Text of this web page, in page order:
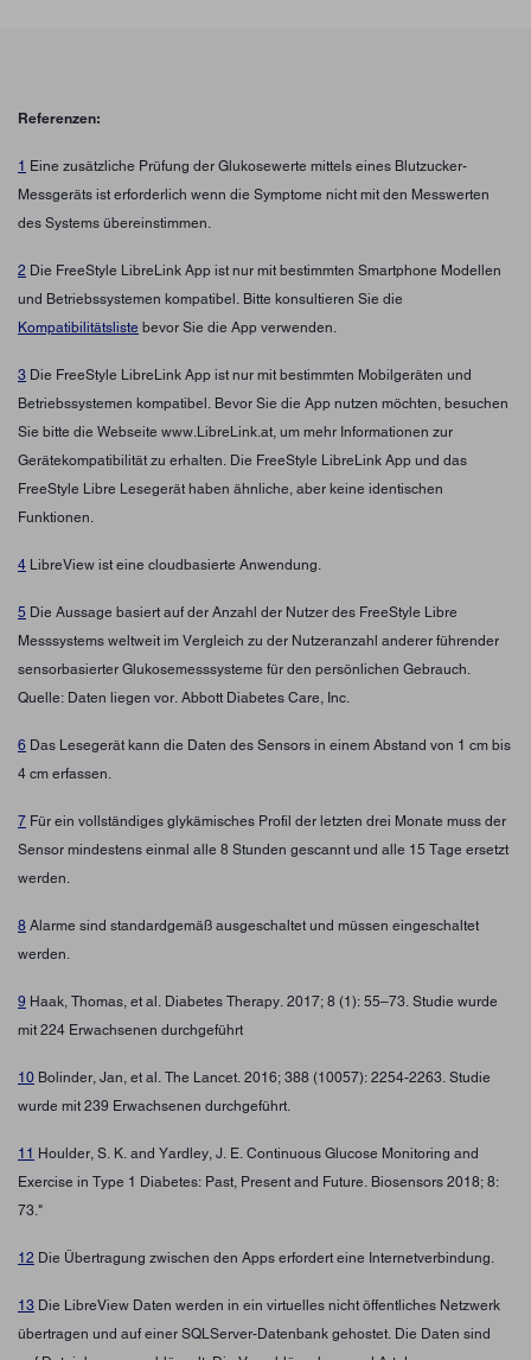
Referenzen:
1 Eine zusätzliche Prüfung der Glukosewerte mittels eines Blutzucker-
Messgeräts ist erforderlich wenn die Symptome nicht mit den Messwerten
des Systems übereinstimmen.
2 Die FreeStyle LibreLink App ist nur mit bestimmten Smartphone Modellen
und Betriebssystemen kompatibel. Bitte konsultieren Sie die
Kompatibilitätsliste bevor Sie die App verwenden.
3 Die FreeStyle LibreLink App ist nur mit bestimmten Mobilgeräten und
Betriebssystemen kompatibel. Bevor Sie die App nutzen möchten, besuchen
Sie bitte die Webseite www.LibreLink.at, um mehr Informationen zur
Gerätekompatibilität zu erhalten. Die FreeStyle LibreLink App und das
FreeStyle Libre Lesegerät haben ähnliche, aber keine identischen
Funktionen.
4 LibreView ist eine cloudbasierte Anwendung.
5 Die Aussage basiert auf der Anzahl der Nutzer des FreeStyle Libre
Messsystems weltweit im Vergleich zu der Nutzeranzahl anderer führender
sensorbasierter Glukosemesssysteme für den persönlichen Gebrauch.
Quelle: Daten liegen vor. Abbott Diabetes Care, Inc.
6 Das Lesegerät kann die Daten des Sensors in einem Abstand von 1 cm bis
4 cm erfassen.
7 Für ein vollständiges glykämisches Profil der letzten drei Monate muss der
Sensor mindestens einmal alle 8 Stunden gescannt und alle 15 Tage ersetzt
werden.
8 Alarme sind standardgemäß ausgeschaltet und müssen eingeschaltet
werden.
9 Haak, Thomas, et al. Diabetes Therapy. 2017; 8 (1): 55–73. Studie wurde
mit 224 Erwachsenen durchgeführt
10 Bolinder, Jan, et al. The Lancet. 2016; 388 (10057): 2254-2263. Studie
wurde mit 239 Erwachsenen durchgeführt.
11 Houlder, S. K. and Yardley, J. E. Continuous Glucose Monitoring and
Exercise in Type 1 Diabetes: Past, Present and Future. Biosensors 2018; 8:
73."
12 Die Übertragung zwischen den Apps erfordert eine Internetverbindung.
13 Die LibreView Daten werden in ein virtuelles nicht öffentliches Netzwerk
übertragen und auf einer SQLServer-Datenbank gehostet. Die Daten sind